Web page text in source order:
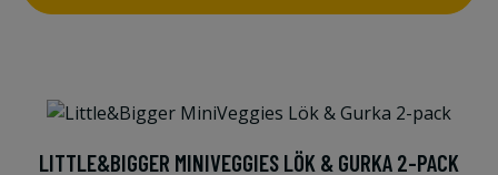
LITTLE&BIGGER MINIVEGGIES LÖK & GURKA 2-PACK